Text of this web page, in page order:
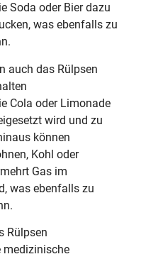
Soda oder Bier dazu
was ebenfalls zu
auch das Rülpsen
Cola oder Limonade
wird und zu
können
Kohl oder
Gas im
was ebenfalls zu
Rülpsen
medizinische